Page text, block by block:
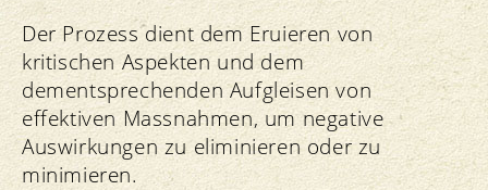
Der Prozess dient dem Eruieren von
kritischen Aspekten und dem
dementsprechenden Aufgleisen von
effektiven Massnahmen, um negative
Auswirkungen zu eliminieren oder zu
minimieren.